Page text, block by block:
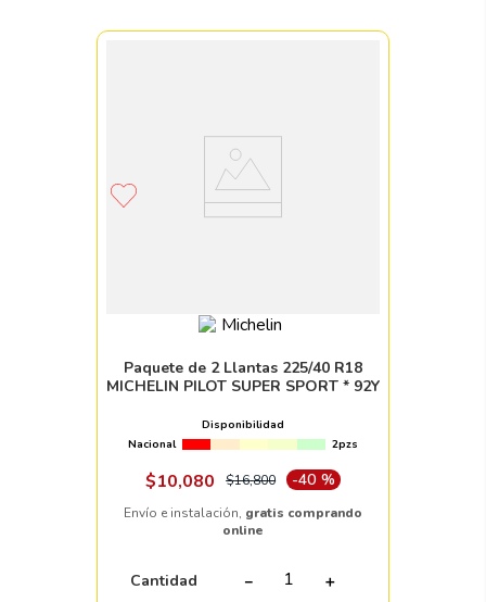
Paquete de 2 Llantas 225/40 R18
MICHELIN PILOT SUPER SPORT * 92Y
Disponibilidad
Nacional
2pzs
$10,080 $16,800 -40 %
Envío e instalación, gratis comprando
online
Cantidad ＋
－